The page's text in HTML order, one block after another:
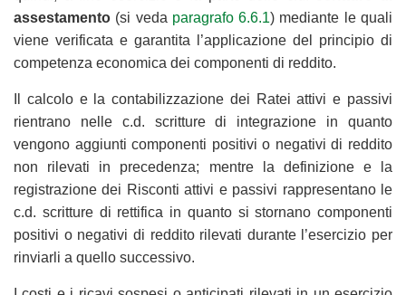
assestamento (si veda paragrafo 6.6.1) mediante le quali
viene verificata e garantita l’applicazione del principio di
competenza economica dei componenti di reddito.
Il calcolo e la contabilizzazione dei Ratei attivi e passivi
rientrano nelle c.d. scritture di integrazione in quanto
vengono aggiunti componenti positivi o negativi di reddito
non rilevati in precedenza; mentre la definizione e la
registrazione dei Risconti attivi e passivi rappresentano le
c.d. scritture di rettifica in quanto si stornano componenti
positivi o negativi di reddito rilevati durante l’esercizio per
rinviarli a quello successivo.